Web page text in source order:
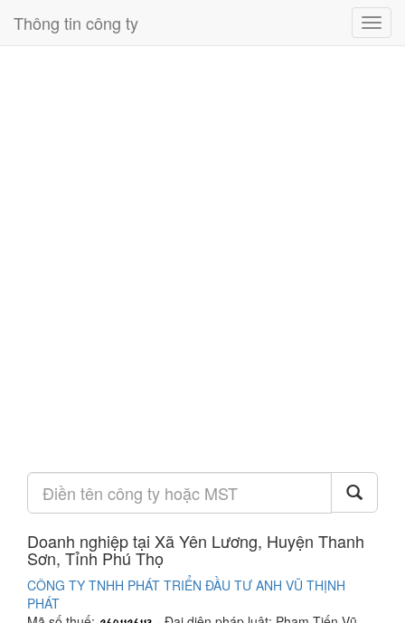
Thông tin công ty
Doanh nghiệp tại Xã Yên Lương, Huyện Thanh
Sơn, Tỉnh Phú Thọ
CÔNG TY TNHH PHÁT TRIỂN ĐẦU TƯ ANH VŨ THỊNH
PHÁT